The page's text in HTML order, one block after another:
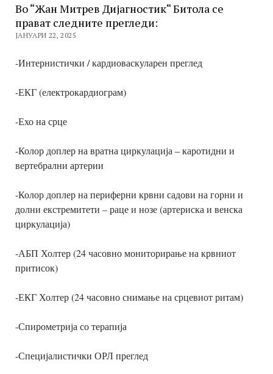
Во “Жан Митрев Дијагностик“ Битола се
прават следните прегледи:
ЈАНУАРИ 22, 2025
-Интернистички / кардиоваскуларен преглед
-ЕКГ (електрокардиограм)
-Ехо на срце
-Колор доплер на вратна циркулација – каротидни и
вертебрални артерии
-Колор доплер на периферни крвни садови на горни и
долни екстремитети – раце и нозе (артериска и венска
циркулација)
-АБП Холтер (24 часовно мониторирање на крвниот
притисок)
-ЕКГ Холтер (24 часовно снимање на срцевиот ритам)
-Спирометрија со терапија
-Специјалистички ОРЛ преглед